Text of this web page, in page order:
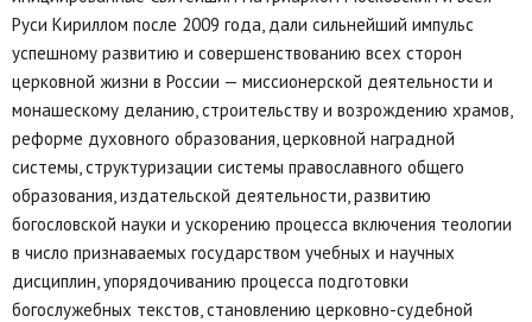
Руси Кириллом после 2009 года, дали сильнейший импульс
успешному развитию и совершенствованию всех сторон
церковной жизни в России — миссионерской деятельности и
монашескому деланию, строительству и возрождению храмов,
реформе духовного образования, церковной наградной
системы, структуризации системы православного общего
образования, издательской деятельности, развитию
богословской науки и ускорению процесса включения теологии
в число признаваемых государством учебных и научных
дисциплин, упорядочиванию процесса подготовки
богослужебных текстов, становлению церковно-судебной